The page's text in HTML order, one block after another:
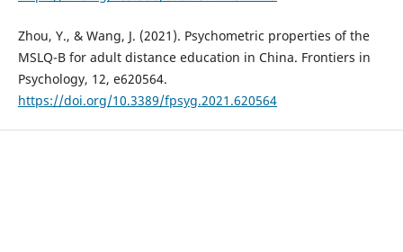
Zhou, Y., & Wang, J. (2021). Psychometric properties of the
MSLQ-B for adult distance education in China. Frontiers in
Psychology, 12, e620564.
https://doi.org/10.3389/fpsyg.2021.620564